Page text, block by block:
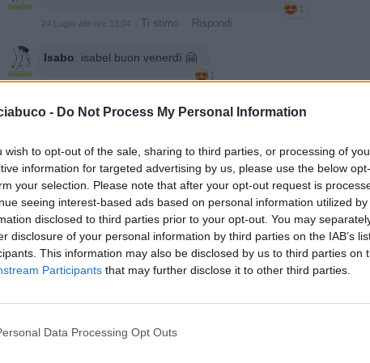
- Do Not Process My Personal Information
wish to opt-out of the sale, sharing to third parties, or processing of
information for targeted advertising by us, please use the below
your selection. Please note that after your opt-out request is
seeing interest-based ads based on personal information utilized
disclosed to third parties prior to your opt-out. You may
disclosure of your personal information by third parties on the IAB’s
This information may also be disclosed by us to third parties on
Participants that may further disclose it to other third parties.
Data Processing Opt Outs
1
24 Luglio alle ore 13:04 Ti stimo Rispondi
Isabo: isabel buon venerdì 🤗
1
24 Luglio alle ore 15:17· Ti stimo·Rispondi
Isabo:pecos buon pomeriggio 🤗
24 Luglio alle ore 15:54· Ti stimo·Rispondi
Celeste:Isabo nuuuu
1
Isabo: Celeste giuro avevo freddo